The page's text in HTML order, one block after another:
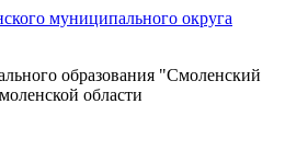
образования "Смоленский
области